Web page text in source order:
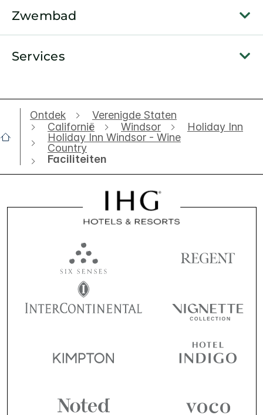
Zwembad
Services
Ontdek
Verenigde Staten
Californië
Windsor
Holiday Inn
Holiday Inn Windsor - Wine
Country
Faciliteiten